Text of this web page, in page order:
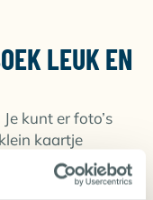
LEUK EN
kunt er foto’s
kaartje
om een korte
Zo wordt